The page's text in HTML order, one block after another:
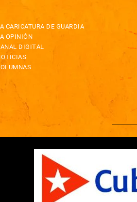
CARICATURA DE GUARDIA
OPINIÓN
DIGITAL